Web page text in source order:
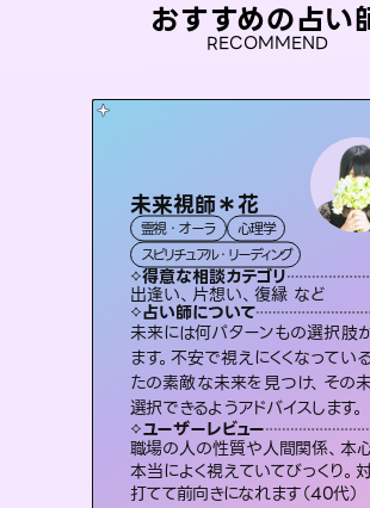
おすすめの占い
RECOMMEND
未来視師＊花
霊視・オーラ
心理学
スピリチュアル・リーディング
得意な相談カテゴリ
出逢い、片想い、復縁 など
占い師について
未来には何パターンもの選択肢
ます。不安で視えにくくなってい
たの素敵な未来を見つけ、その
選択できるようアドバイスします。
ユーザーレビュー
職場の人の性質や人間関係、本
本当によく視えていてびっくり。
打てて前向きになれます（40代）
おう 霊感オラクル
霊視・オーラ
オラクルカード
得意な相談カテゴリ
恋愛総合、あの人の気持ち な
占い師について
霊視×オラクルカードを使って
「未来」そして「気になるあの
ち」まで丁寧に読み解き、恋や
ントを優しく引き出します。
ユーザーレビュー
不安な気持ちが嘘みたいに晴
た…！よく視えていらっしゃる
感じました（40代 女性）
セラピスト理恵
霊視・オーラ
スピリチュアル・リーディング
得意な相談カテゴリ
片想い、二人の未来、年の
占い師について
連絡再開、復縁、成就など
多数。セラピストとして2万
験があるからこそできる鑑定
い未来をサポートします。
ユーザーレビュー
とても心温まる鑑定でした。
らは何も言っていないのに視
しゃるんだなと驚きです（30
アイリス -iris-
西洋占星術
ルーン
得意な相談カテゴリ
恋愛総合、片想い、二人
占い師について
復縁、恋愛、不倫の行方、同性愛や片思い、仕事関係や借金問題まで知りたいことや心の負担になっていること
ユーザーレビュー
安心感のあり、言い切って
さない鑑定のおかげで、毎
持ちを整えられます（30代
桃源珠羽
霊視・オーラ
スピリチュアル・リーディ
得意な相談カテゴリ
片想い、あの人の気持
占い師について
恋愛のお悩みの中でも
係」の相談を得意として
恋人未満なお相手との
寧に読み解き恋愛成就へと
ユーザーレビュー
鑑定していただいてアドバ
動すると仲が復活してきま
とうございました（40代
彗望（すいぼう
霊視・オーラ
スピリチュアル・リーディ
得意な相談カテゴ
片想い、あの人の気持
占い師について
3,700年以上の歴史を
占術「易占」で詳細ま
かう道筋を示します。
体的な対策をお伝えし
ユーザーレビュー
複雑な背景もしっかり聞
いただけました。気持ちが
た（50代 女性）